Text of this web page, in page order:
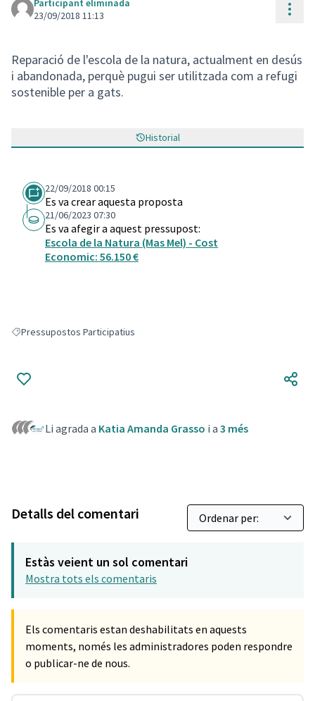
Participant eliminada
23/09/2018 11:13
Reparació de l'escola de la natura, actualment en desús
i abandonada, perquè pugui ser utilitzada com a refugi
sostenible per a gats.
Historial
22/09/2018 00:15
Es va crear aquesta proposta
21/06/2023 07:30
Es va afegir a aquest pressupost:
Escola de la Natura (Mas Mel) - Cost
Economic: 56.150 €
Resultats en filtrar per: Pressupostos Participatius
Pressupostos Participatius
Li agrada a Katia Amanda Grasso i a 3 més
Detalls del comentari
Estàs veient un sol comentari
Mostra tots els comentaris
Els comentaris estan deshabilitats en aquests
moments, només les administradores poden respondre
o publicar-ne de nous.